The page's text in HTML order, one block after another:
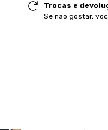
Trocas e
Se não gostar,